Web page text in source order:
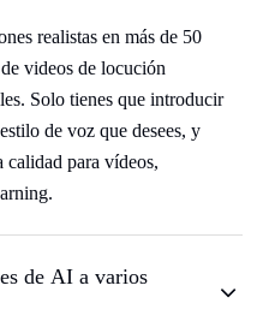
realistas en más de 50
videos de locución
Solo tienes que introducir
de voz que desees, y
calidad para vídeos,
de AI a varios